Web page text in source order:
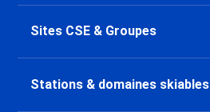
Sites CSE & Groupes
Stations & domaines skiables